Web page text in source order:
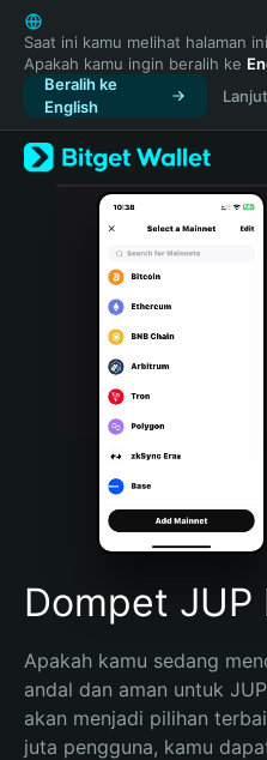
English
日本語
Tiếng Việt
Русский
Español (Latinoamérica)
Türkçe
Italiano
Português (Portugal)
Bahasa Indonesia
Português (Brasil)
Español (Argentina)
Saat ini kamu melihat halaman
Apakah kamu ingin beralih ke
Beralih ke
English
Dompet JUP
Apakah kamu sedang
andal dan aman untuk
akan menjadi pilihan
juta pengguna, kamu